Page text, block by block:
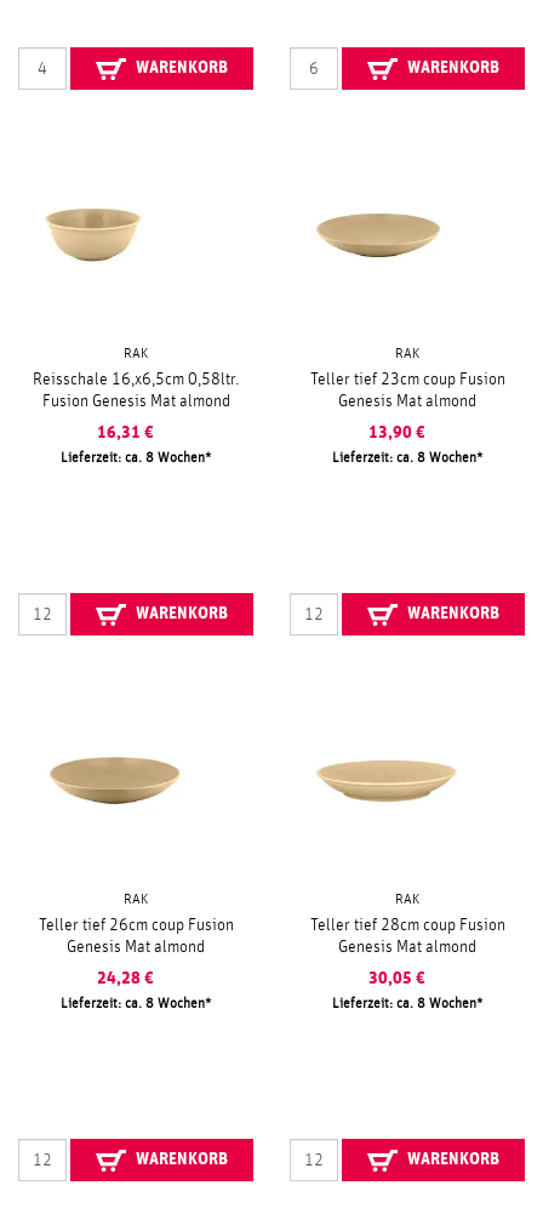
WARENKORB WARENKORB
RAK
Reisschale 16,x6,5cm 0,58ltr.
Fusion Genesis Mat almond
16,31 €
Lieferzeit: ca. 8 Wochen
WARENKORB
RAK
Teller tief 23cm coup Fusion
Genesis Mat almond
13,90 €
Lieferzeit: ca. 8 Wochen
WARENKORB
RAK
Teller tief 26cm coup Fusion
Genesis Mat almond
24,28 €
Lieferzeit: ca. 8 Wochen
WARENKORB
RAK
Teller tief 28cm coup Fusion
Genesis Mat almond
30,05 €
Lieferzeit: ca. 8 Wochen
WARENKORB